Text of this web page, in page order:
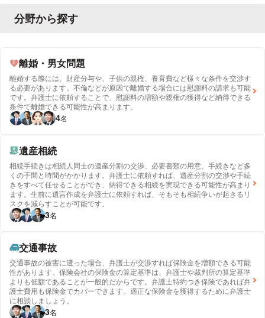
分野から探す
離婚・男女問題
離婚する際には、財産分与や、子供の親権、養育費など様々な条件を交渉す
る必要があります。不倫などが原因で離婚する場合には慰謝料の請求も可能
です。弁護士に依頼することで、慰謝料の増額や親権の獲得など納得できる
条件で離婚できる可能性が高まります。
4名
遺産相続
相続手続きは相続人同士の遺産分割の交渉、必要書類の用意、手続きなど多
くの手間と時間がかかります。弁護士に依頼すれば、遺産分割の交渉や手続
きをすべて任せることができ、納得できる相続を実現できる可能性が高まり
ます。生前に遺言作成を弁護士に依頼すれば、そもそも相続争いが起きるリ
スクを減らすことが可能です。
3名
交通事故
交通事故の被害に遭った場合、弁護士が交渉すれば保険金を増額できる可能
性があります。保険会社の保険金の算定基準は、弁護士や裁判所の算定基準
よりも低額であることが一般的だからです。弁護士特約つき保険であれば弁
護士費用も保険金でカバーできます。適正な保険金を獲得するために弁護士
に相談しましょう。
3名